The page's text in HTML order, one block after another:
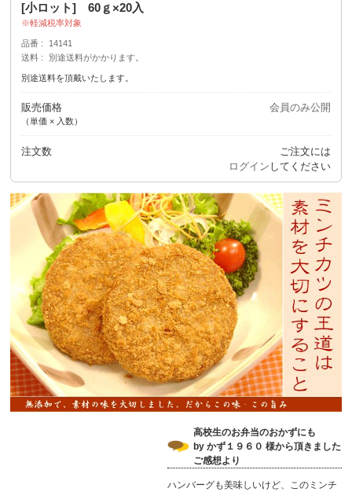
[小ロット] 60ｇ×20入
軽減税率対象
品番
14141
送料
別途送料がかかります。
別途送料を頂戴いたします。
販売価格
（単価 × 入数）
会員のみ公開
注文数
ご注文には
ログイン してください
高校生のお弁当のおかずにも
by かず１９６０ 様から頂きました
ご感想より
ハンバーグも美味しいけど、このミンチ